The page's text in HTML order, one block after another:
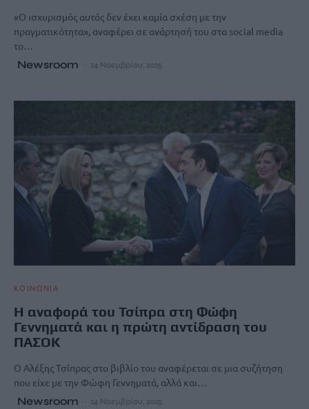
«Ο ισχυρισμός αυτός δεν έχει καμία σχέση με την
πραγματικότητα», αναφέρει σε ανάρτησή του στα social media
το…
Newsroom 24 Νοεμβρίου, 2025
ΚΟΙΝΩΝΙΑ
Η αναφορά του Τσίπρα στη Φώφη
Γεννηματά και η πρώτη αντίδραση του
ΠΑΣΟΚ
O Αλέξης Τσίπρας στο βιβλίο του αναφέρεται σε μια συζήτηση
που είχε με την Φώφη Γεννηματά, αλλά και…
Newsroom 24 Νοεμβρίου, 2025